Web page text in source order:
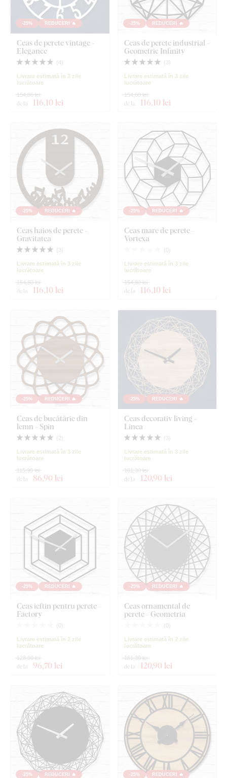
-25% REDUCERI 🔥
Ceas de perete vintage -
Elegance
( 4)
Livrare estimată în 2 zile
lucrătoare
de la 116,10 lei
154,80 lei
-25% REDUCERI 🔥
Ceas de perete industrial -
Geometric Infinity
( 3)
Livrare estimată în 3 zile
lucrătoare
de la 116,10 lei
154,80 lei
-25% REDUCERI 🔥
Ceas haios de perete -
Gravitatea
( 3 )
Livrare estimată în 3 zile
lucrătoare
de la 116,10 lei
154,80 lei
-25% REDUCERI 🔥
Ceas mare de perete -
Vortexa
( 0 )
Livrare estimată în 3 zile
lucrătoare
de la 116,10 lei
154,80 lei
-25% REDUCERI 🔥
Ceas de bucătărie din
lemn - Spin
( 2)
Livrare estimată în 3 zile
lucrătoare
de la 86,90 lei
115,90 lei
-25% REDUCERI 🔥
Ceas decorativ living -
Linea
( 3)
Livrare estimată în 3 zile
lucrătoare
de la 120,90 lei
161,30 lei
-25% REDUCERI 🔥
Ceas ieftin pentru perete -
Factory
( 0 )
Livrare estimată în 2 zile
lucrătoare
de la 96,70 lei
128,90 lei
-25% REDUCERI 🔥
Ceas ornamental de
perete - Geometria
( 0 )
Livrare estimată în 2 zile
lucrătoare
de la 120,90 lei
161,30 lei
-25% REDUCERI 🔥 -25% REDUCERI 🔥